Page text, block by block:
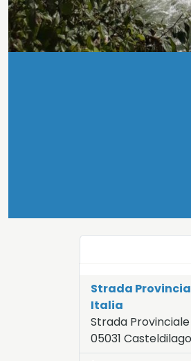
Strada
Italia
Strada Provinciale
05031 Casteldilago
LAT:42.581- LNG: